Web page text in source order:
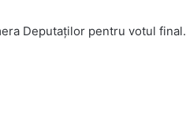
Deputaților pentru votul final.